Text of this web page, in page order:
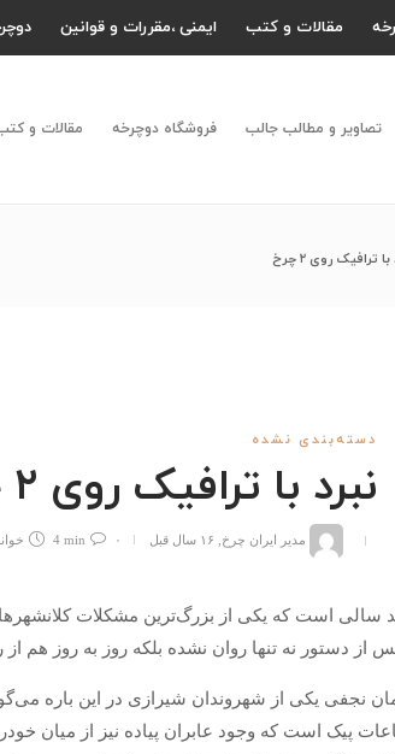
ایمنی ،مقررات و قوانین مقالات و کتب
مقالات و فروشگاه دوچرخه تصاویر و مطالب جالب
ترافیک روی ۲ چرخ
دسته‌بندی نشده
نبرد با ترافیک روی ۲ چرخ
مدیر ایران چرخ ۱۶ سال قبل ۰ 4 min
سالی است که یکی از بزرگ‌ترین مشکلات
از دستور نه تنها روان نشده بلکه روز به روز هم
نجفی یکی از شهروندان شیرازی در این باره
پیک است که وجود عابران پیاده نیز از میان